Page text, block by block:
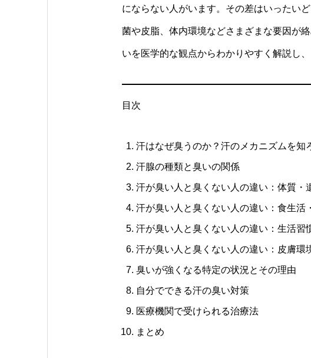
にならない人がいます。その差はいったい
菌や皮脂、体内環境などさまざまな要因が
いを医学的な観点からわかりやすく解説し
目次
汗はなぜ臭うのか？汗のメカニズムを知
汗腺の種類と臭いの関係
汗が臭い人と臭くない人の違い：体質・
汗が臭い人と臭くない人の違い：食生活
汗が臭い人と臭くない人の違い：生活習
汗が臭い人と臭くない人の違い：皮膚環
臭いが強くなる特定の状況とその理由
自分でできる汗の臭い対策
医療機関で受けられる治療法
まとめ